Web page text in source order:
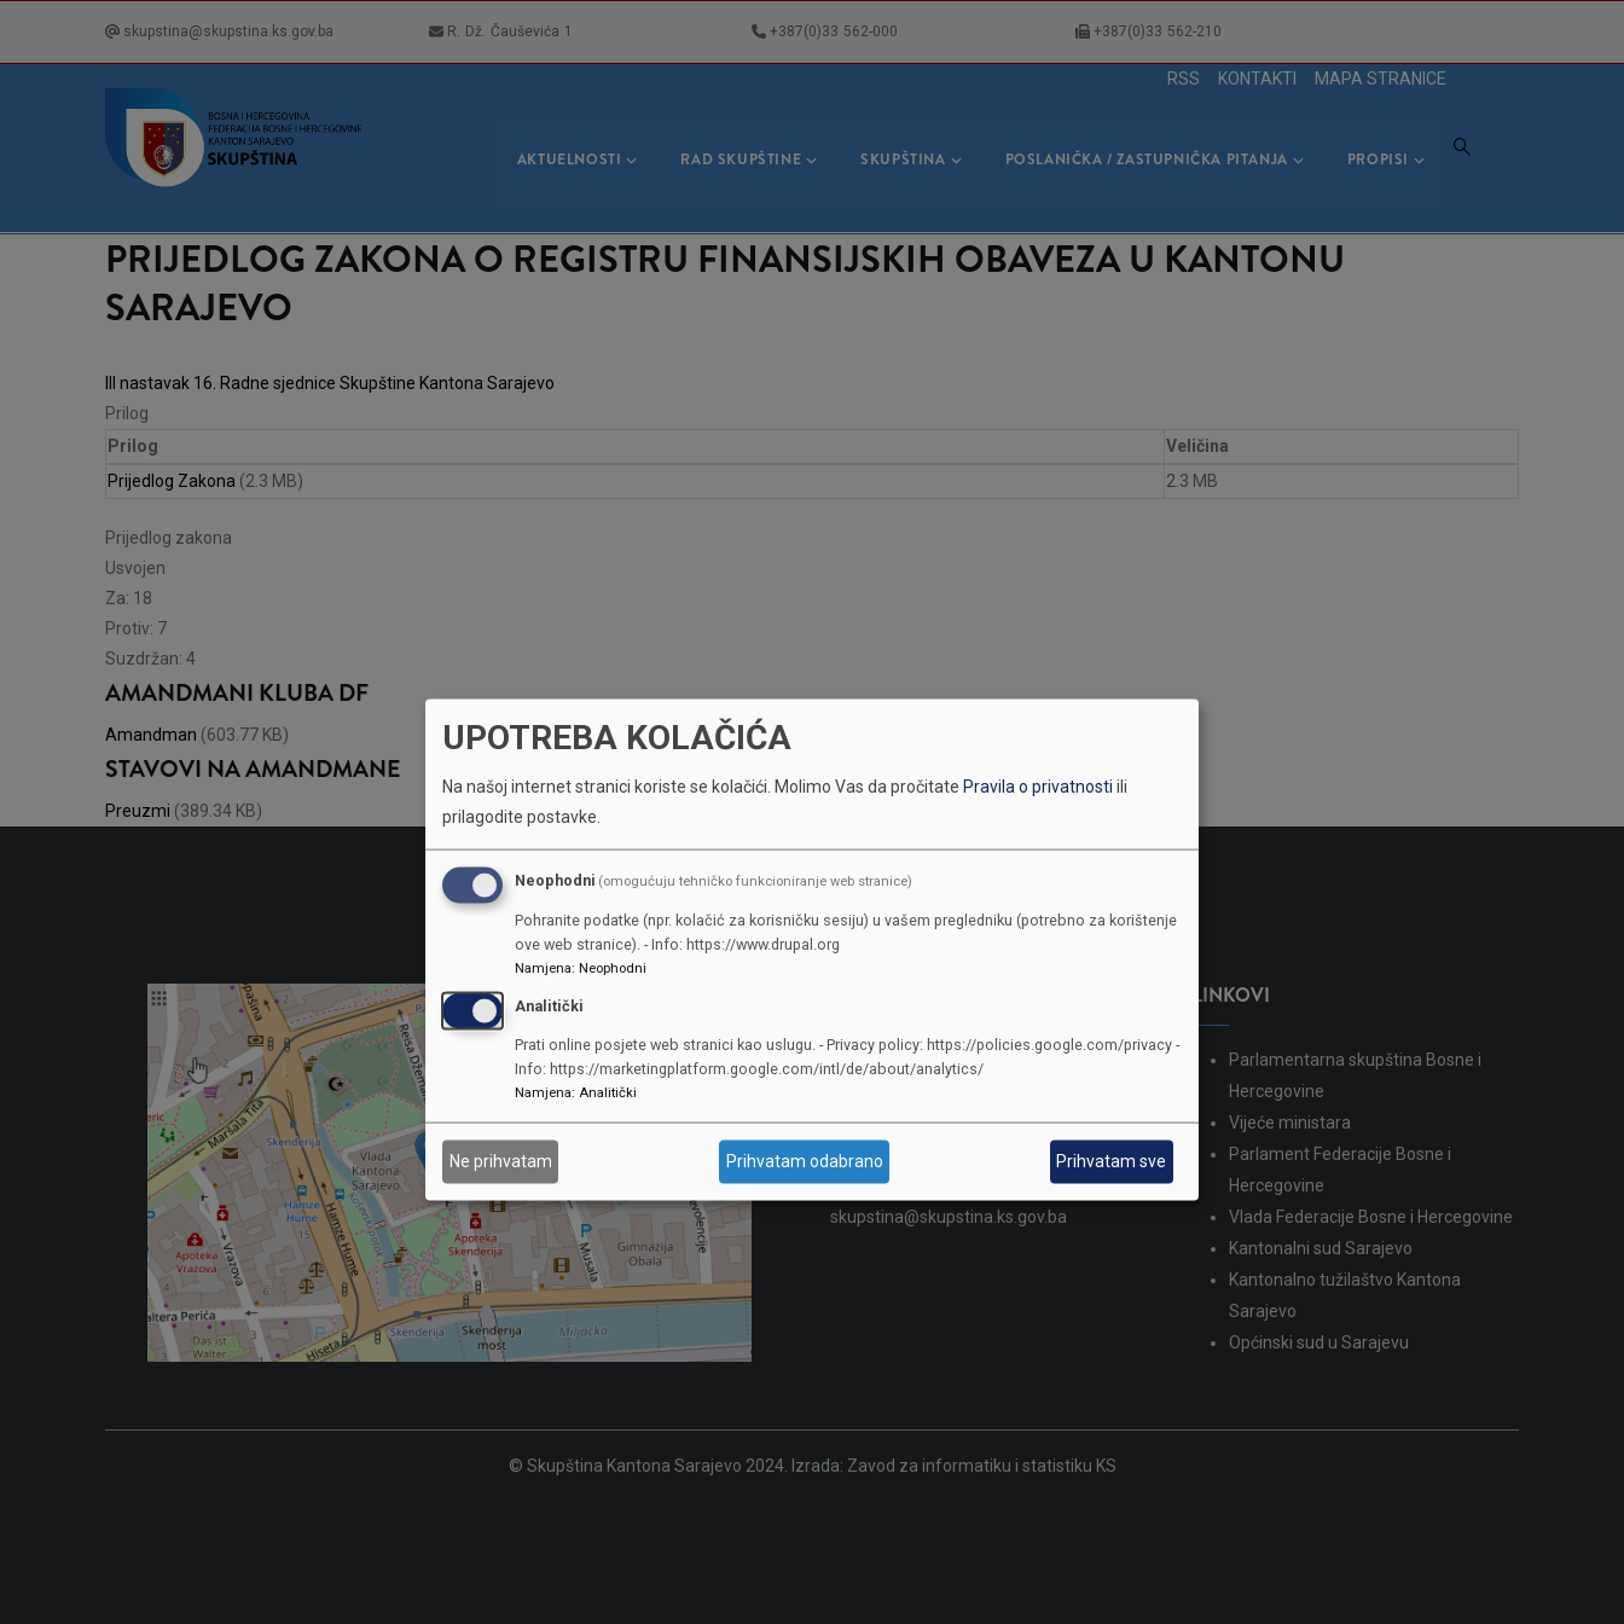
skupstina@skupstina.ks.gov.ba R. Dž. Čauševića 1 +387(0)33 562-000 +387(0)33 562-210
RSS KONTAKTI MAPA STRANICE
NAVIGACIJA
AKTUELNOSTI RAD SKUPŠTINE SKUPŠTINA POSLANIČKA / ZASTUPNIČKA PITANJA PROPISI
PRIJEDLOG ZAKONA O REGISTRU FINANSIJSKIH OBAVEZA U KANTONU
SARAJEVO
III nastavak 16. Radne sjednice Skupštine Kantona Sarajevo
Prilog
Prilog
Veličina
Prijedlog Zakona (2.3 MB) 2.3 MB
Prijedlog zakona
Usvojen
Za: 18
Protiv: 7
Suzdržan: 4
AMANDMANI KLUBA DF
Amandman (603.77 KB)
STAVOVI NA AMANDMANE
Preuzmi (389.34 KB)
SKUPŠTINA
Čauševića 1
387 33 562-044
387 33 562-210
skupstina@skupstina.ks.gov.ba
LINKOVI
Parlamentarna skupština Bosne i
Hercegovine
Vijeće ministara
Parlament Federacije Bosne i
Hercegovine
Vlada Federacije Bosne i Hercegovine
Kantonalni sud Sarajevo
Kantonalno tužilaštvo Kantona
Sarajevo
Općinski sud u Sarajevu
© Skupština Kantona Sarajevo 2024. Izrada: Zavod za informatiku i statistiku KS
UPOTREBA KOLAČIĆA
Na našoj internet stranici koriste se kolačići. Molimo Vas da pročitate Pravila o privatnosti ili
prilagodite postavke.
Neophodni (omogućuju tehničko funkcioniranje web stranice)
Pohranite podatke (npr. kolačić za korisničku sesiju) u vašem pregledniku (potrebno za korištenje
ove web stranice). - Info: https://www.drupal.org
Namjena: Neophodni
Analitički
Prati online posjete web stranici kao uslugu. - Privacy policy: https://policies.google.com/privacy -
Info: https://marketingplatform.google.com/intl/de/about/analytics/
Namjena: Analitički
Ne prihvatam Prihvatam odabrano Prihvatam sve